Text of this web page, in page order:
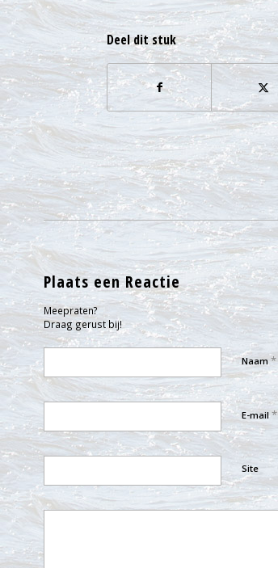
Deel dit stuk
Plaats een Reactie
Meepraten?
Draag gerust bij!
Naam*
E-mail*
Site